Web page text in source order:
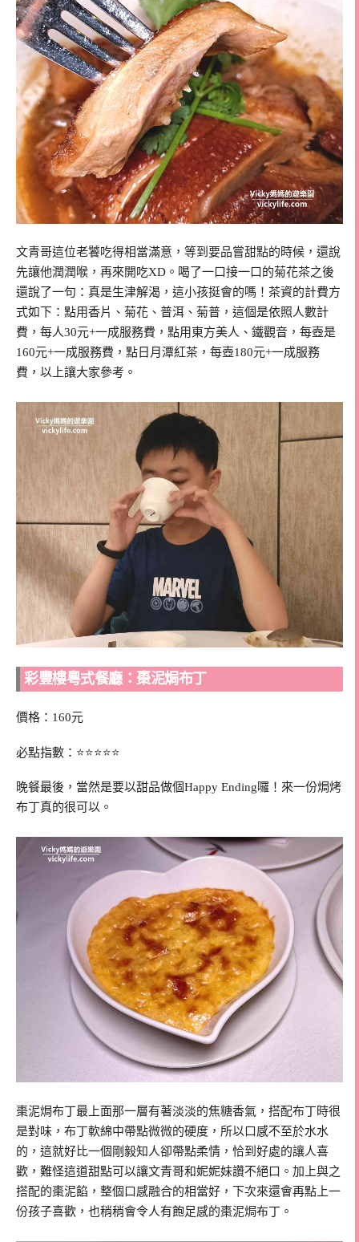
文青哥這位老饕吃得相當滿意，等到要品嘗甜點的時候，還說
先讓他潤潤喉，再來開吃XD。喝了一口接一口的菊花茶之後
還說了一句：真是生津解渴，這小孩挺會的嗎！茶資的計費方
式如下：點用香片、菊花、普洱、菊普，這個是依照人數計
費，每人30元+一成服務費，點用東方美人、鐵觀音，每壺是
160元+一成服務費，點日月潭紅茶，每壺180元+一成服務
費，以上讓大家參考。
彩豐樓粵式餐廳：棗泥焗布丁
價格：160元
必點指數：⭐⭐⭐⭐⭐
晚餐最後，當然是要以甜品做個Happy Ending囉！來一份焗烤
布丁真的很可以。
棗泥焗布丁最上面那一層有著淡淡的焦糖香氣，搭配布丁時很
是對味，布丁軟綿中帶點微微的硬度，所以口感不至於水水
的，這就好比一個剛毅知人卻帶點柔情，恰到好處的讓人喜
歡，難怪這道甜點可以讓文青哥和妮妮妹讚不絕口。加上與之
搭配的棗泥餡，整個口感融合的相當好，下次來還會再點上一
份孩子喜歡，也稍稍會令人有飽足感的棗泥焗布丁。